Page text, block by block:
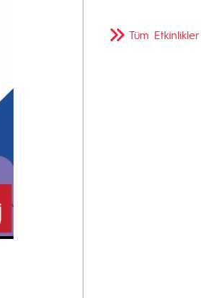
Tüm Etkinlikler